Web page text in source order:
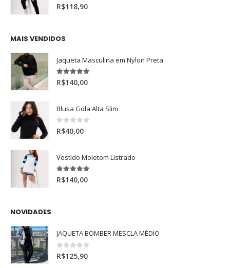
0de 5
R$118,90
MAIS VENDIDOS
Jaqueta Masculina em Nylon Preta
5.00de 5
R$140,00
Blusa Gola Alta Slim
0de 5
R$40,00
Vestido Moletom Listrado
5.00de 5
R$140,00
NOVIDADES
JAQUETA BOMBER MESCLA MÉDIO
0 de 5
R$125,90